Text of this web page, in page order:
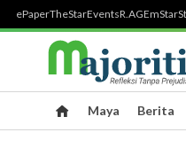
ePaperTheStarEventsR.AGEmStar
Maya Berita